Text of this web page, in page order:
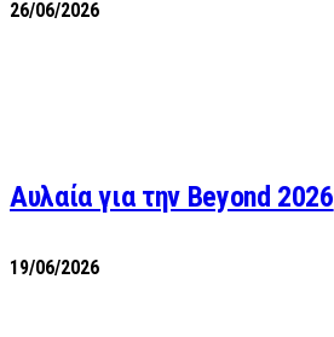
26/06/2026
Αυλαία για την Beyond 2026
19/06/2026